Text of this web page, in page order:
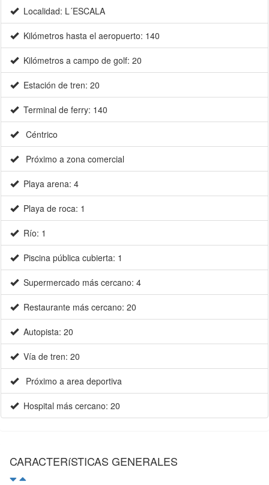
Localidad: L´ESCALA
Kilómetros hasta el aeropuerto: 140
Kilómetros a campo de golf: 20
Estación de tren: 20
Terminal de ferry: 140
Céntrico
Próximo a zona comercial
Playa arena: 4
Playa de roca: 1
Río: 1
Piscina pública cubierta: 1
Supermercado más cercano: 4
Restaurante más cercano: 20
Autopista: 20
Vía de tren: 20
Próximo a area deportiva
Hospital más cercano: 20
CARACTERíSTICAS GENERALES